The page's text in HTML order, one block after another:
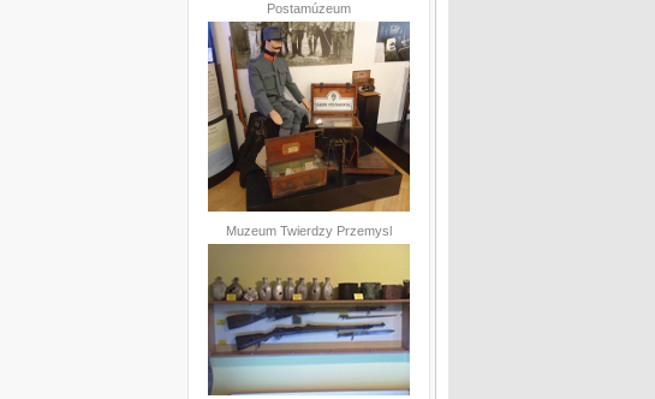
Postamúzeum
Muzeum Twierdzy Przemysl